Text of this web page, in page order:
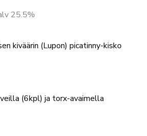
25.5%
kiväärin (Lupon) picatinny-kisko
(6kpl) ja torx-avaimella